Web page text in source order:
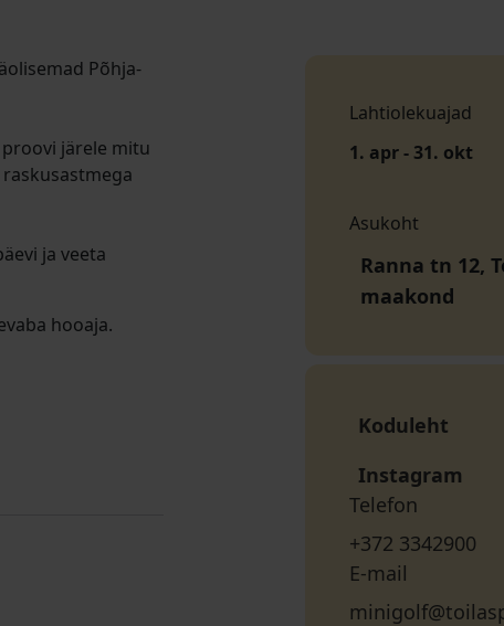
Põhja-
järele mitu
ja veeta
hooaja.
Lahtiolekuajad
1. apr - 31. okt
Asukoht
Ranna tn 12,
maakond
Koduleht
Instagram
Telefon
+372 3342900
E-mail